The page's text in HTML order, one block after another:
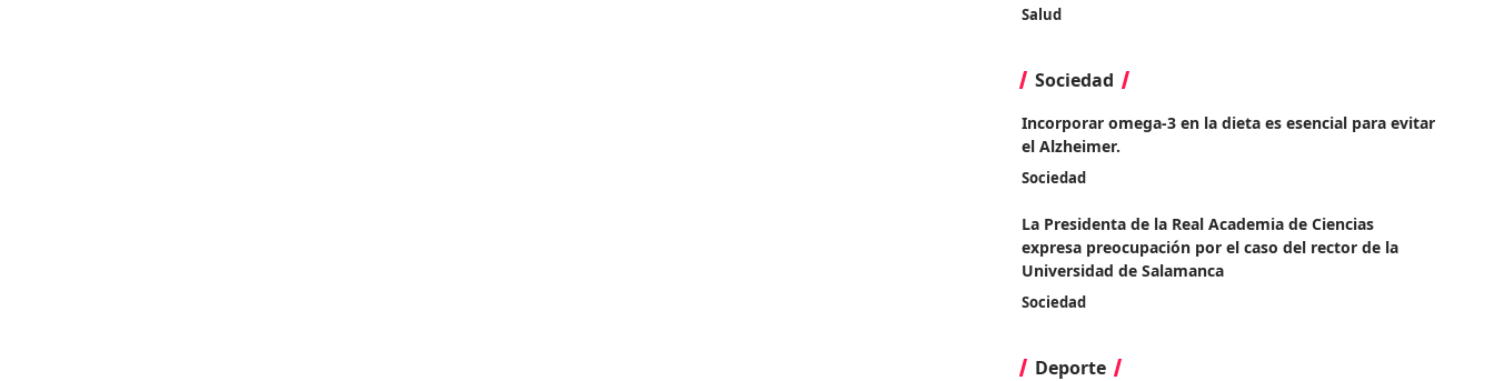
Salud
Sociedad
Incorporar omega-3 en la dieta es esencial para evitar
el Alzheimer.
Sociedad
La Presidenta de la Real Academia de Ciencias
expresa preocupación por el caso del rector de la
Universidad de Salamanca
Sociedad
Deporte